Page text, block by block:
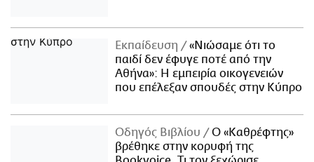
Εκπαίδευση
«Νιώσαμε ότι το
παιδί δεν έφυγε ποτέ από την
Αθήνα»: Η εμπειρία οικογενειών
που επέλεξαν σπουδές στην Κύπρο
Οδηγός Βιβλίου
Ο «Καθρέφτης»
βρέθηκε στην κορυφή της